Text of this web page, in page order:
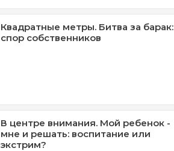
Квадратные метры. Битва за барак:
спор собственников
В центре внимания. Мой ребенок -
мне и решать: воспитание или
экстрим?